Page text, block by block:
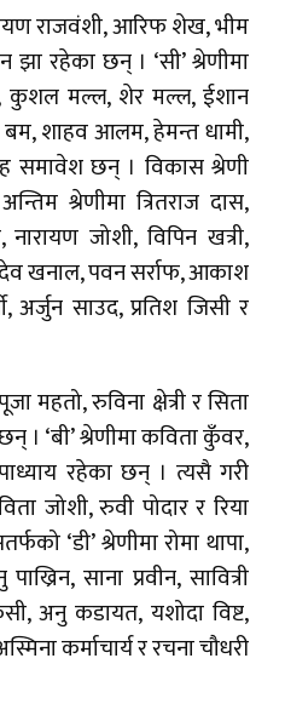
राजवंशी, आरिफ शेख, भीम
रहेका छन् । ‘सी’ श्रेणीमा
कुशल मल्ल, शेर मल्ल, ईशान
शाहव आलम, हेमन्त धामी,
समावेश छन् । विकास श्रेणी
श्रेणीमा त्रितराज दास,
जोशी, विपिन खत्री,
खनाल, पवन सर्राफ, आकाश
अर्जुन साउद, प्रतिश जिसी र
महतो, रुविना क्षेत्री र सिता
। ‘बी’ श्रेणीमा कविता कुँवर,
रहेका छन् । त्यसै गरी
जोशी, रुवी पोदार र रिया
‘डी’ श्रेणीमा रोमा थापा,
साना प्रवीन, सावित्री
अनु कडायत, यशोदा विष्ट,
कर्माचार्य र रचना चौधरी